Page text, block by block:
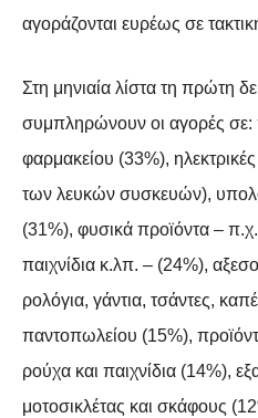
αγοράζονται ευρέως σε
Στη μηνιαία λίστα τη πρώτη
συμπληρώνουν οι αγορές σε:
φαρμακείου (33%),
των λευκών συσκευών),
(31%), φυσικά προϊόντα – π.χ.
παιχνίδια κ.λπ. – (24%),
ρολόγια, γάντια, τσάντες,
παντοπωλείου (15%),
ρούχα και παιχνίδια (14%),
μοτοσικλέτας και σκάφους